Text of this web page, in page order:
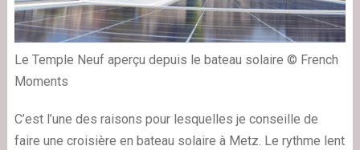
Le Temple Neuf aperçu depuis le bateau solaire © French
Moments
C’est l’une des raisons pour lesquelles je conseille de
faire une croisière en bateau solaire à Metz. Le rythme lent